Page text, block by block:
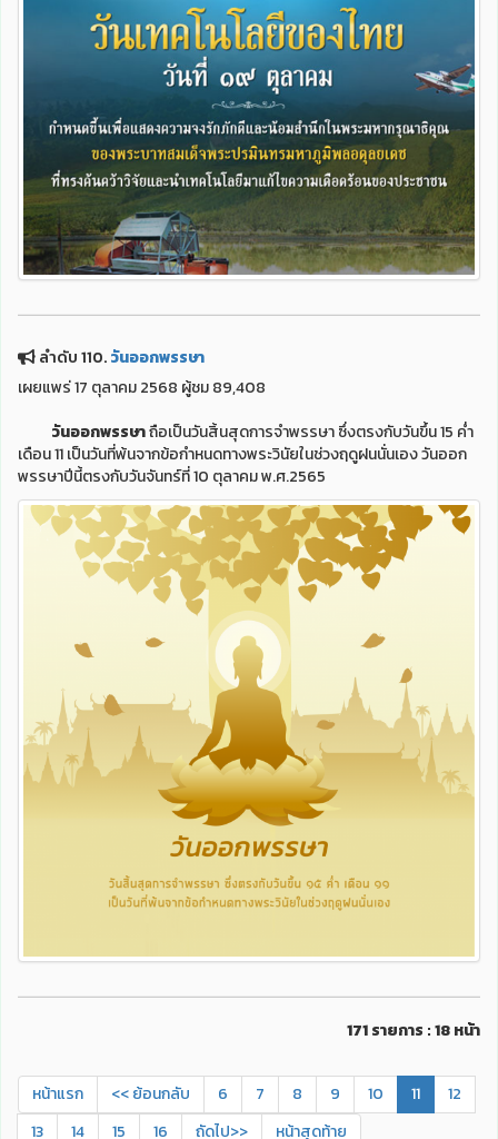
ลำดับ 110.วันออกพรรษา
เผยแพร่ 17 ตุลาคม 2568 ผู้ชม 89,408
วันออกพรรษาถือเป็นวันสิ้นสุดการจำพรรษา ซึ่งตรงกับวันขึ้น 15 ค่ำ
เดือน 11 เป็นวันที่พ้นจากข้อกำหนดทางพระวินัยในช่วงฤดูฝนนั่นเอง วันออก
พรรษาปีนี้ตรงกับวันจันทร์ที่ 10 ตุลาคม พ.ศ.2565
171 รายการ : 18 หน้า
หน้าแรก << ย้อนกลับ 6 7 8 9 10 11
12
13
14 15 16 ถัดไป>> หน้าสุดท้าย